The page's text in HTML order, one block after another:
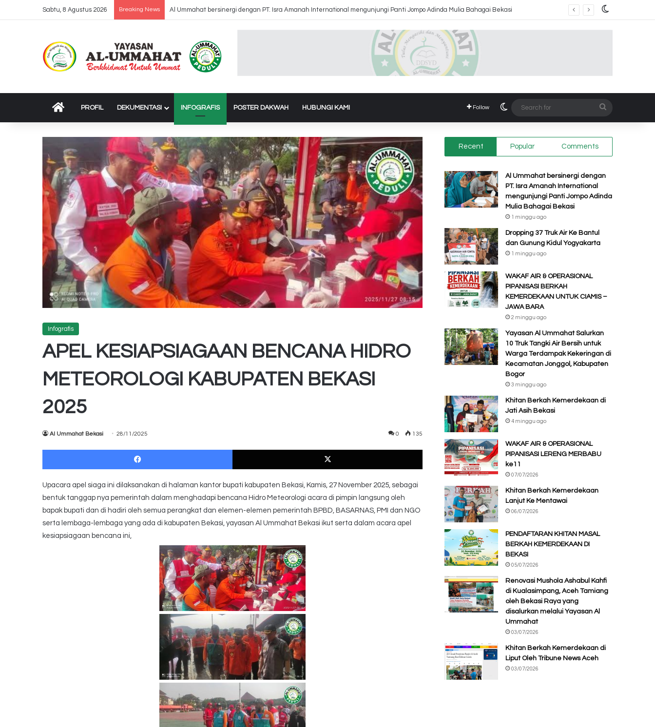
Sabtu, 8 Agustus 2026 Breaking News Dropping 37 Truk Air Ke Bantul dan Gunung Kidul Yogyakarta
BERANDA
PROFIL DEKUMENTASI INFOGRAFIS POSTER DAKWAH HUBUNGI KAMI Follow Switch skin
for
Infografis
APEL KESIAPSIAGAAN BENCANA HIDRO
METEOROLOGI KABUPATEN BEKASI
2025
Al Ummahat Bekasi 28/11/2025 0 135
Facebook X
Upacara apel siaga ini dilaksanakan di halaman kantor bupati kabupaten Bekasi, Kamis, 27 November 2025, sebagai
bentuk tanggap nya pemerintah dalam menghadapi bencana Hidro Meteorologi acara di pimpin langsung oleh
bapak bupati dan di hadiri oleh semua perangkat dan elemen-elemen pemerintah BPBD, BASARNAS, PMI dan NGO
serta lembaga-lembaga yang ada di kabupaten Bekasi, yayasan Al Ummahat Bekasi ikut serta dalam acara apel
kesiapsiagaan bencana ini,
Recent Popular Comments
Al Ummahat bersinergi dengan
PT. Isra Amanah International
mengunjungi Panti Jompo Adinda
Mulia Bahagai Bekasi
1 minggu ago
Dropping 37 Truk Air Ke Bantul
dan Gunung Kidul Yogyakarta
1 minggu ago
WAKAF AIR & OPERASIONAL
PIPANISASI BERKAH
KEMERDEKAAN UNTUK CIAMIS –
JAWA BARA
2 minggu ago
Yayasan Al Ummahat Salurkan
10 Truk Tangki Air Bersih untuk
Warga Terdampak Kekeringan di
Kecamatan Jonggol, Kabupaten
Bogor
3 minggu ago
Khitan Berkah Kemerdekaan di
Jati Asih Bekasi
4 minggu ago
WAKAF AIR & OPERASIONAL
PIPANISASI LERENG MERBABU
ke11
07/07/2026
Khitan Berkah Kemerdekaan
Lanjut Ke Mentawai
06/07/2026
PENDAFTARAN KHITAN MASAL
BERKAH KEMERDEKAAN DI
BEKASI
05/07/2026
Renovasi Mushola Ashabul Kahfi
di Kualasimpang, Aceh Tamiang
oleh Bekasi Raya yang
disalurkan melalui Yayasan Al
Ummahat
03/07/2026
Khitan Berkah Kemerdekaan di
Liput Oleh Tribune News Aceh
03/07/2026